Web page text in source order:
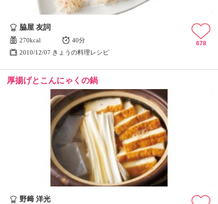
脇屋 友詞
270kcal
40分
2010/12/07 きょうの料理レシピ
678
厚揚げとこんにゃくの鍋
野﨑 洋光